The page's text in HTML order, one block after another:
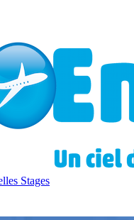
Stages